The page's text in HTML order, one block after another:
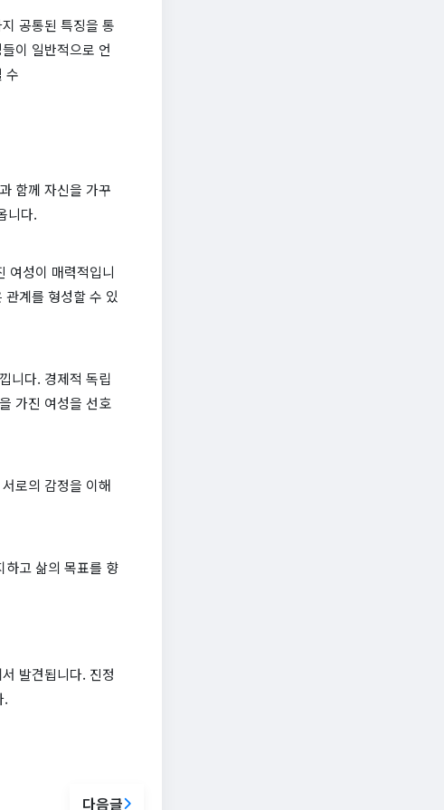
공통된 특징을 통
이 일반적으로 언
수
함께 자신을 가꾸
니다.
여성이 매력적입니
계를 형성할 수 있
니다. 경제적 독립
가진 여성을 선호
로의 감정을 이해
하고 삶의 목표를 향
발견됩니다. 진정
.
다음글